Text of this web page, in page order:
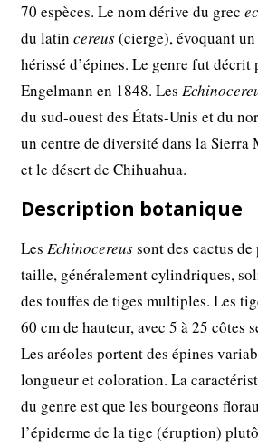
70 espèces. Le nom dérive du grec
du latincereus(cierge), évoquant
hérissé d’épines. Le genre fut décrit
Engelmann en 1848. Les
du sud-ouest des États-Unis et du
un centre de diversité dans la Sierra
et le désert de Chihuahua.
Description botanique
LesEchinocereussont des cactus
taille, généralement cylindriques,
des touffes de tiges multiples. Les
60 cm de hauteur, avec 5 à 25 côtes
Les aréoles portent des épines
longueur et coloration. La
du genre est que les bourgeons
l’épiderme de la tige (éruption)